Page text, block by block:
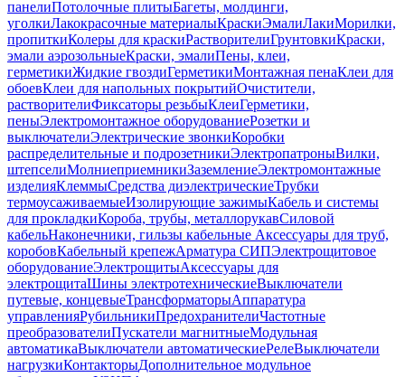
панелиПотолочные плитыБагеты, молдинги,
уголкиЛакокрасочные материалыКраскиЭмалиЛакиМорилки,
пропиткиКолеры для краскиРастворителиГрунтовкиКраски,
эмали аэрозольныеКраски, эмалиПены, клеи,
герметикиЖидкие гвоздиГерметикиМонтажная пенаКлеи для
обоевКлеи для напольных покрытийОчистители,
растворителиФиксаторы резьбыКлеиГерметики,
пеныЭлектромонтажное оборудованиеРозетки и
выключателиЭлектрические звонкиКоробки
распределительные и подрозетникиЭлектропатроныВилки,
штепселиМолниеприемникиЗаземлениеЭлектромонтажные
изделияКлеммыСредства диэлектрическиеТрубки
термоусаживаемыеИзолирующие зажимыКабель и системы
для прокладкиКороба, трубы, металлорукавСиловой
кабельНаконечники, гильзы кабельные Аксессуары для труб,
коробовКабельный крепежАрматура СИПЭлектрощитовое
оборудованиеЭлектрощитыАксессуары для
электрощитаШины электротехническиеВыключатели
путевые, концевыеТрансформаторыАппаратура
управленияРубильникиПредохранителиЧастотные
преобразователиПускатели магнитныеМодульная
автоматикаВыключатели автоматическиеРелеВыключатели
нагрузкиКонтакторыДополнительное модульное